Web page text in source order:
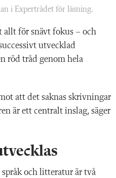
i Expertrådet för läsning.
allt för snävt fokus – och
utvecklad
röd tråd genom hela
att det saknas skrivningar
är ett centralt inslag, säger
och litteratur är två